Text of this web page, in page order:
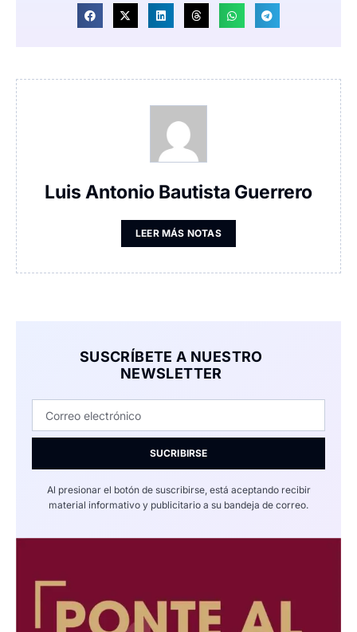
Luis Antonio Bautista Guerrero
LEER MÁS NOTAS
SUSCRÍBETE A NUESTRO
NEWSLETTER
SUCRIBIRSE
Al presionar el botón de suscribirse, está aceptando recibir
material informativo y publicitario a su bandeja de correo.